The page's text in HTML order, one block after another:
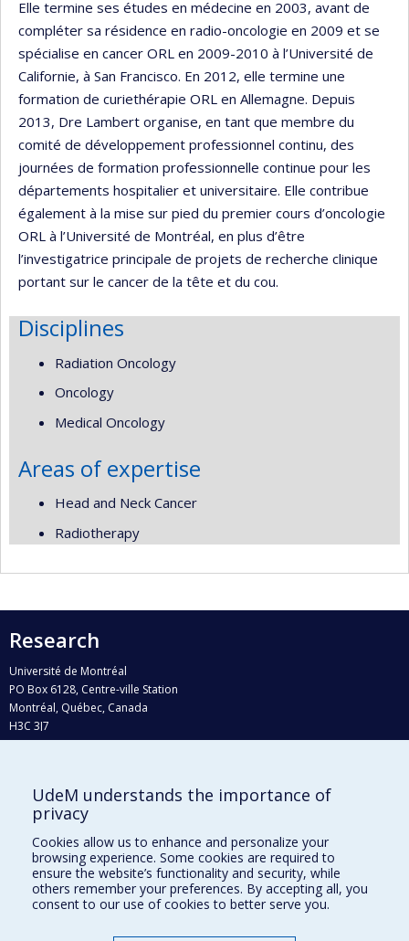
Elle termine ses études en médecine en 2003, avant de
compléter sa résidence en radio-oncologie en 2009 et se
spécialise en cancer ORL en 2009-2010 à l’Université de
Californie, à San Francisco. En 2012, elle termine une
formation de curiethérapie ORL en Allemagne. Depuis
2013, Dre Lambert organise, en tant que membre du
comité de développement professionnel continu, des
journées de formation professionnelle continue pour les
départements hospitalier et universitaire. Elle contribue
également à la mise sur pied du premier cours d’oncologie
ORL à l’Université de Montréal, en plus d’être
l’investigatrice principale de projets de recherche clinique
portant sur le cancer de la tête et du cou.
Disciplines
Radiation Oncology
Oncology
Medical Oncology
Areas of expertise
Head and Neck Cancer
Radiotherapy
Research
Université de Montréal
PO Box 6128, Centre-ville Station
Montréal, Québec, Canada
H3C 3J7
Who does what?
Find us
Site map
Accessibility
UdeM understands the importance of
privacy
Cookies allow us to enhance and personalize your
browsing experience. Some cookies are required to
ensure the website’s functionality and security, while
others remember your preferences. By accepting all, you
consent to our use of cookies to better serve you.